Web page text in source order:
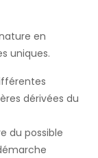
en
uniques.
dérivées du
du possible